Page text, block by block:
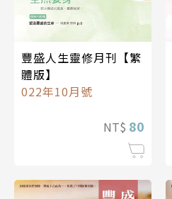
豐盛人生靈修月刊【繁
體版】
022年10月號
NT$ 80